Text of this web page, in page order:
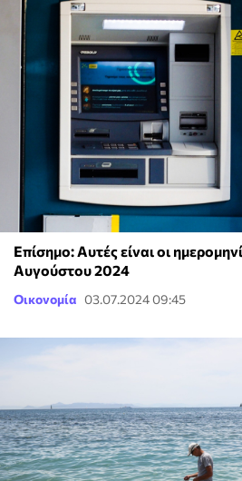
Επίσημο: Αυτές είναι οι
Αυγούστου 2024
Οικονομία 03.07.2024 09:45